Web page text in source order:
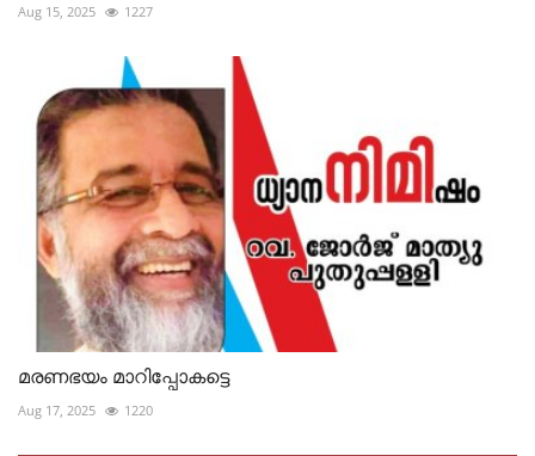
Aug 15, 2025 1227
മരണഭയം മാറിപ്പോകട്ടെ
Aug 17, 2025 1220